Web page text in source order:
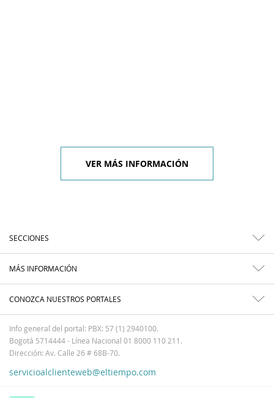
VER MÁS INFORMACIÓN
SECCIONES
MÁS INFORMACIÓN
CONOZCA NUESTROS PORTALES
Info general del portal: PBX: 57 (1) 2940100.
Bogotá 5714444 - Línea Nacional 01 8000 110 211.
Dirección: Av. Calle 26 # 68B-70.
servicioalclienteweb@eltiempo.com